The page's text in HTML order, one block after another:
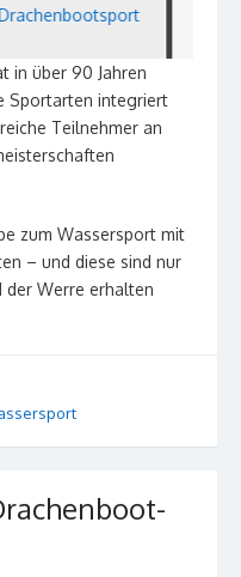
in über 90 Jahren
Sportarten integriert
Teilnehmer an
zum Wassersport mit
– und diese sind nur
der Werre erhalten